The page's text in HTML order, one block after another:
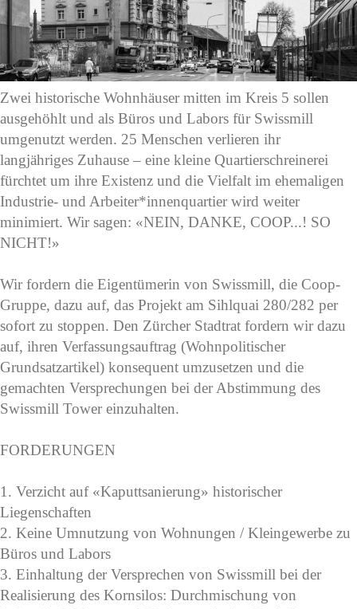
Zwei historische Wohnhäuser mitten im Kreis 5 sollen
ausgehöhlt und als Büros und Labors für Swissmill
umgenutzt werden. 25 Menschen verlieren ihr
langjähriges Zuhause – eine kleine Quartierschreinerei
fürchtet um ihre Existenz und die Vielfalt im ehemaligen
Industrie- und Arbeiter*innenquartier wird weiter
minimiert. Wir sagen: «NEIN, DANKE, COOP...! SO
NICHT!»
Wir fordern die Eigentümerin von Swissmill, die Coop-
Gruppe, dazu auf, das Projekt am Sihlquai 280/282 per
sofort zu stoppen. Den Zürcher Stadtrat fordern wir dazu
auf, ihren Verfassungsauftrag (Wohnpolitischer
Grundsatzartikel) konsequent umzusetzen und die
gemachten Versprechungen bei der Abstimmung des
Swissmill Tower einzuhalten.
FORDERUNGEN
1. Verzicht auf «Kaputtsanierung» historischer
Liegenschaften
2. Keine Umnutzung von Wohnungen / Kleingewerbe zu
Büros und Labors
3. Einhaltung der Versprechen von Swissmill bei der
Realisierung des Kornsilos: Durchmischung von